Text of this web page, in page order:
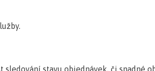
stavu objednávek, či snadné